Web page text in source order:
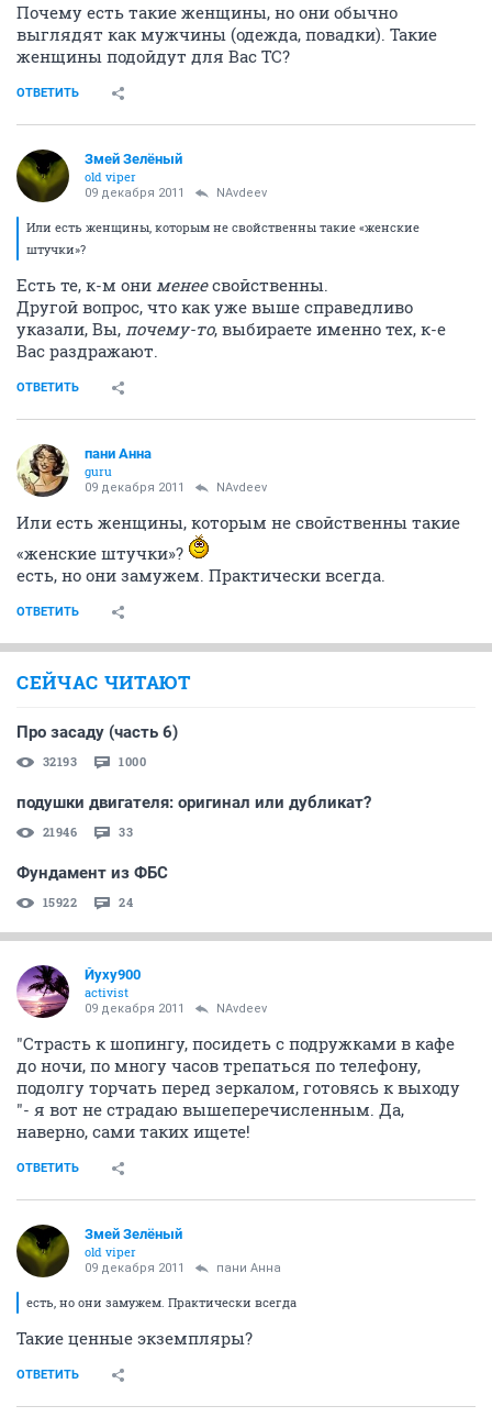
Почему есть такие женщины, но они обычно
выглядят как мужчины (одежда, повадки). Такие
женщины подойдут для Вас ТС?
ОТВЕТИТЬ
Змей Зелёный
old viper
09 декабря 2011 NAvdeev
Или есть женщины, которым не свойственны такие «женские
штучки»?
Есть те, к-м они менеесвойственны.
Другой вопрос, что как уже выше справедливо
указали, Вы, почему-то, выбираете именно тех, к-е
Вас раздражают.
ОТВЕТИТЬ
пани Анна
guru
09 декабря 2011 NAvdeev
Или есть женщины, которым не свойственны такие
«женские штучки»?
есть, но они замужем. Практически всегда.
ОТВЕТИТЬ
СЕЙЧАС ЧИТАЮТ
Про засаду (часть 6)
32193 1000
подушки двигателя: оригинал или дубликат?
21946 33
Фундамент из ФБС
15922 24
Йуху900
activist
09 декабря 2011 NAvdeev
"Страсть к шопингу, посидеть с подружками в кафе
до ночи, по многу часов трепаться по телефону,
подолгу торчать перед зеркалом, готовясь к выходу
"- я вот не страдаю вышеперечисленным. Да,
наверно, сами таких ищете!
ОТВЕТИТЬ
Змей Зелёный
old viper
09 декабря 2011 пани Анна
есть, но они замужем. Практически всегда
Такие ценные экземпляры?
ОТВЕТИТЬ